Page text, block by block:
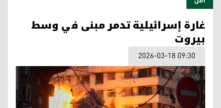
غارة إسرائيلية تدمر مبنى في وسط
بيروت
2026-03-18 09:30